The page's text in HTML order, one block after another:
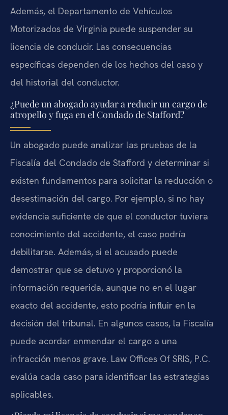
Además, el Departamento de Vehículos
Motorizados de Virginia puede suspender su
licencia de conducir. Las consecuencias
específicas dependen de los hechos del caso y
del historial del conductor.
¿Puede un abogado ayudar a reducir un cargo de
atropello y fuga en el Condado de Stafford?
Un abogado puede analizar las pruebas de la
Fiscalía del Condado de Stafford y determinar si
existen fundamentos para solicitar la reducción o
desestimación del cargo. Por ejemplo, si no hay
evidencia suficiente de que el conductor tuviera
conocimiento del accidente, el caso podría
debilitarse. Además, si el acusado puede
demostrar que se detuvo y proporcionó la
información requerida, aunque no en el lugar
exacto del accidente, esto podría influir en la
decisión del tribunal. En algunos casos, la Fiscalía
puede acordar enmendar el cargo a una
infracción menos grave. Law Offices Of SRIS, P.C.
evalúa cada caso para identificar las estrategias
aplicables.